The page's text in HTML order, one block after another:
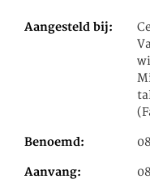
Aangesteld bij
Benoemd
Aanvang